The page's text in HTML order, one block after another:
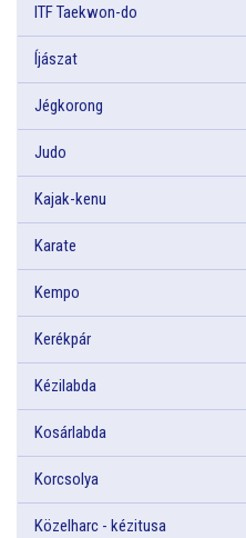
ITF Taekwon-do
Íjászat
Jégkorong
Judo
Kajak-kenu
Karate
Kempo
Kerékpár
Kézilabda
Kosárlabda
Korcsolya
Közelharc - kézitusa